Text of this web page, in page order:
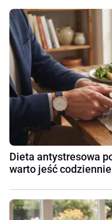
Dieta antystresowa
warto jeść codziennie